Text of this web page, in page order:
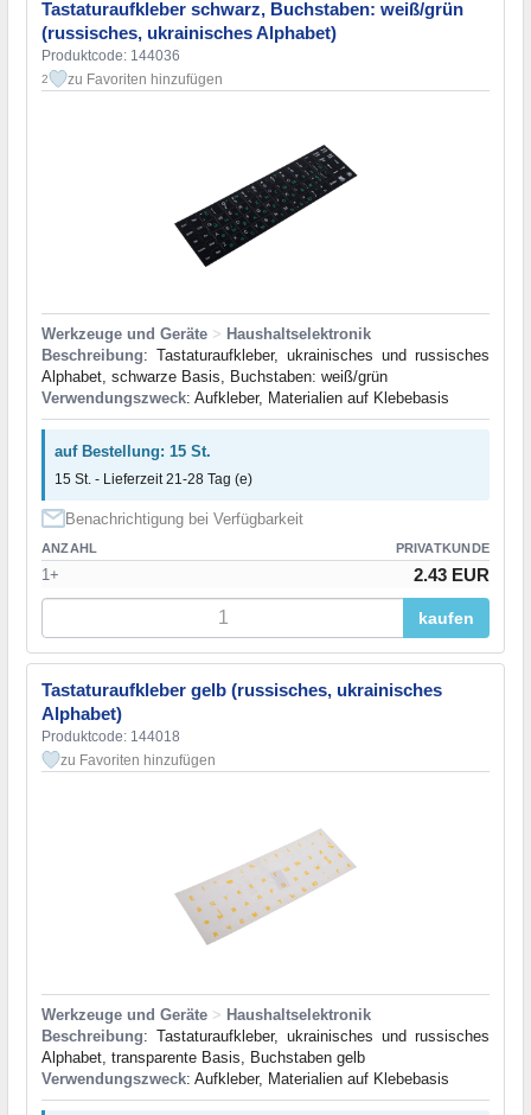
Tastaturaufkleber schwarz, Buchstaben: weiß/grün
(russisches, ukrainisches Alphabet)
Produktcode: 144036
2 zu Favoriten hinzufügen
Werkzeuge und Geräte > Haushaltselektronik
Beschreibung: Tastaturaufkleber, ukrainisches und russisches
Alphabet, schwarze Basis, Buchstaben: weiß/grün
Verwendungszweck: Aufkleber, Materialien auf Klebebasis
auf Bestellung: 15 St.
15 St. - Lieferzeit 21-28 Tag (e)
Benachrichtigung bei Verfügbarkeit
ANZAHL PRIVATKUNDE
1+ 2.43 EUR
kaufen
Tastaturaufkleber gelb (russisches, ukrainisches
Alphabet)
Produktcode: 144018
zu Favoriten hinzufügen
Werkzeuge und Geräte > Haushaltselektronik
Beschreibung: Tastaturaufkleber, ukrainisches und russisches
Alphabet, transparente Basis, Buchstaben gelb
Verwendungszweck: Aufkleber, Materialien auf Klebebasis